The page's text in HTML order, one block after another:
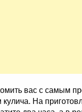
вас с самым
На